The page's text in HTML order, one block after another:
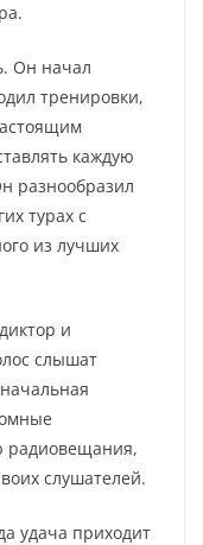
Он начал
тренировки,
каждую
разнообразил
турах с
из лучших
и
слышат
радиовещания,
слушателей.
удача приходит